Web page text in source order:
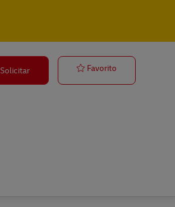
Solicitar Favorito